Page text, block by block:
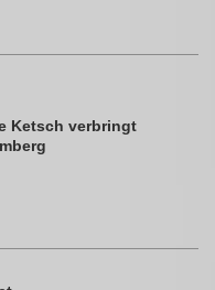
Ketsch verbringt